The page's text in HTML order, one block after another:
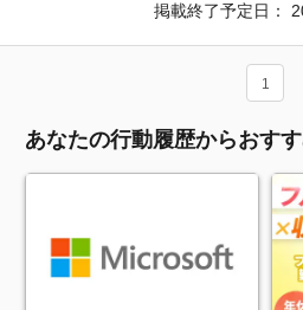
掲載終了予定日：
1
あなたの行動履歴からおす